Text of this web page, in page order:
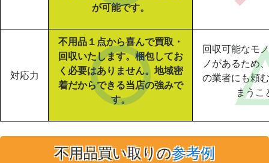
が可能です。
対応力
不用品１点から喜んで買取・
回収いたします。梱包してお
く必要はありません。地域密
着だからできる当店の強みで
す。
回収可能なモ
ノがあるため
の業者にも頼
まうこ
不用品買い取りの参考例